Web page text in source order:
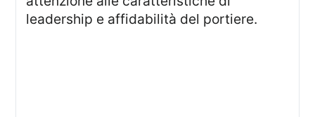
leadership e affidabilità del portiere.